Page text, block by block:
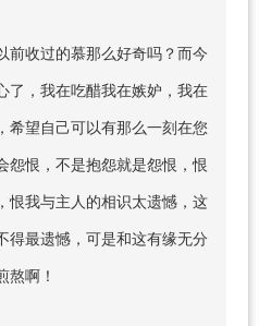
前收过的慕那么好奇吗？而今
了，我在吃醋我在嫉妒，我在
希望自己可以有那么一刻在您
怨恨，不是抱怨就是怨恨，恨
恨我与主人的相识太遗憾，这
得最遗憾，可是和这有缘无分
熬啊！